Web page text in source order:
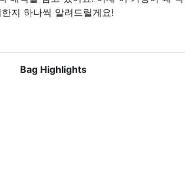
한지 하나씩 알려드릴게요!
Bag Highlights